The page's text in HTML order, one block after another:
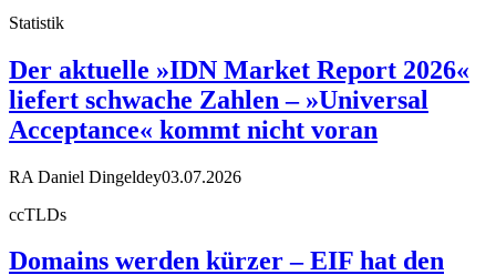
Statistik
Der aktuelle »IDN Market Report 2026«
liefert schwache Zahlen – »Universal
Acceptance« kommt nicht voran
RA Daniel Dingeldey03.07.2026
ccTLDs
Domains werden kürzer – EIF hat den